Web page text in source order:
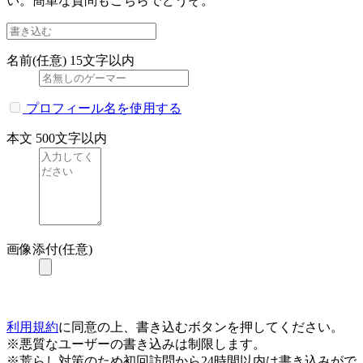
名前(任意) 15文字以内
プロフィール名を使用する
本文 500文字以内
画像添付(任意)
利用規約に同意の上、書き込むボタンを押してください。
※悪質なユーザーの書き込みは制限します。